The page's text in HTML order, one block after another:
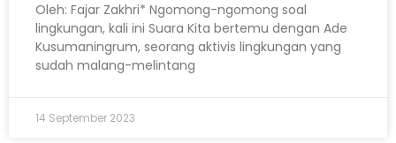
Oleh: Fajar Zakhri* Ngomong-ngomong soal
lingkungan, kali ini Suara Kita bertemu dengan Ade
Kusumaningrum, seorang aktivis lingkungan yang
sudah malang-melintang
14 September 2023